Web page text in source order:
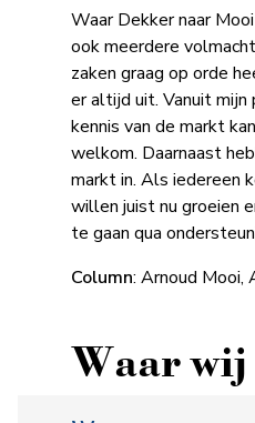
Waar Dekker naar
ook meerdere
zaken graag op orde
er altijd uit. Vanuit
kennis van de markt
welkom. Daarnaast
markt in. Als iedereen
willen juist nu groeien
te gaan qua
Column: Arnoud Mooi,
Waar